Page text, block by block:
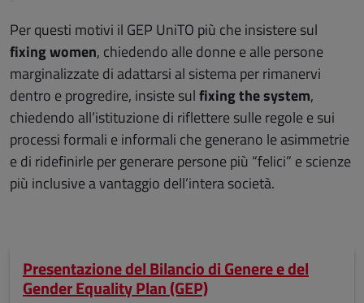
Per questi motivi il GEP UniTO più che insistere sul
fixing women, chiedendo alle donne e alle persone
marginalizzate di adattarsi al sistema per rimanervi
dentro e progredire, insiste sulfixing the system,
chiedendo all’istituzione di riflettere sulle regole e sui
processi formali e informali che generano le asimmetrie
e di ridefinirle per generare persone più “felici” e scienze
più inclusive a vantaggio dell’intera società.
Presentazione del Bilancio di Genere e del
Gender Equality Plan (GEP)